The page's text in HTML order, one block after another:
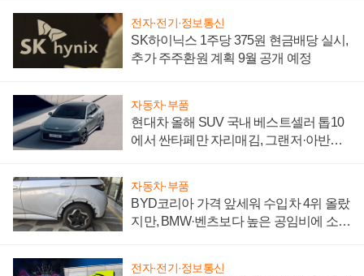
전자·전기·정보통신
SK하이닉스 1주당 375원 현금배당 실시,
추가 주주환원 계획 9월 공개 예정
자동차·부품
현대차 올해 SUV 국내 베스트셀러 톱10
에서 싼타페만 자리매김, 그랜저·아반떼
자동차·부품
BYD코리아 가격 앞세워 수입차 4위 올랐
지만, BMW·벤츠보다 높은 공임비에 소비
전자·전기·정보통신